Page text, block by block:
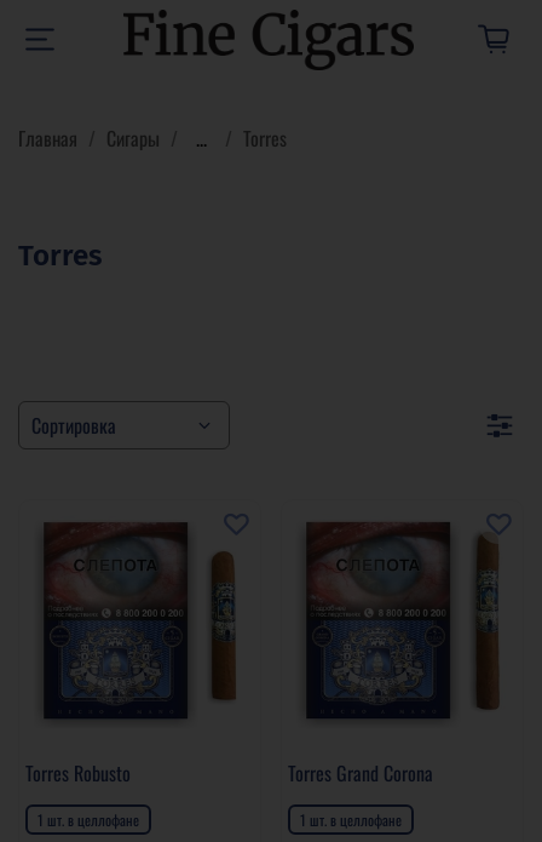
Главная Сигары ... Torres
Torres
Torres Robusto
1 шт. в целлофане
Torres Grand Corona
1 шт. в целлофане